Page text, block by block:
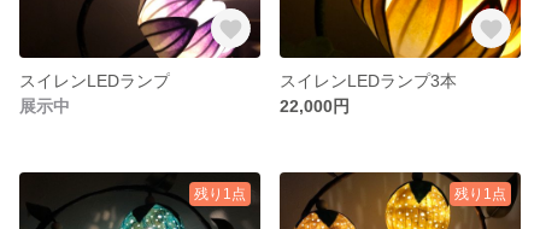
スイレンLEDランプ
展示中
スイレンLEDランプ3本
22,000円
残り1点 残り1点